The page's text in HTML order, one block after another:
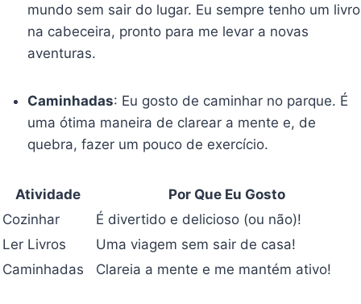
mundo sem sair do lugar. Eu sempre tenho um livro
na cabeceira, pronto para me levar a novas
aventuras.
Caminhadas: Eu gosto de caminhar no parque. É
uma ótima maneira de clarear a mente e, de
quebra, fazer um pouco de exercício.
Atividade
Por Que Eu Gosto
Cozinhar
É divertido e delicioso (ou não)!
Ler Livros
Uma viagem sem sair de casa!
Caminhadas
Clareia a mente e me mantém ativo!